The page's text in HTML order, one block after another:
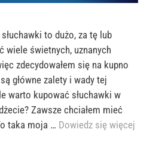
to dużo, za tę lub
wiele świetnych, uznanych
zdecydowałem się na kupno
główne zalety i wady tej
warto kupować słuchawki w
Zawsze chciałem mieć
taka moja … Dowiedz się więcej